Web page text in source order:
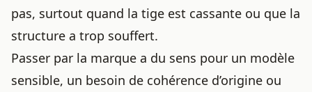
pas, surtout quand la tige est cassante ou que la
structure a trop souffert.
Passer par la marque a du sens pour un modèle
sensible, un besoin de cohérence d’origine ou